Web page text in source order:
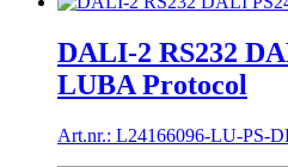
DALI-2 RS232
LUBA Protocol
Art.nr.: L24166096-LU-PS-